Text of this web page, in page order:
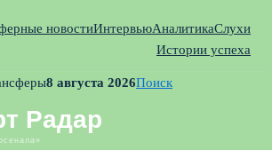
новостиИнтервьюАналитикаСлухи
Истории успеха
8 августа 2026Поиск